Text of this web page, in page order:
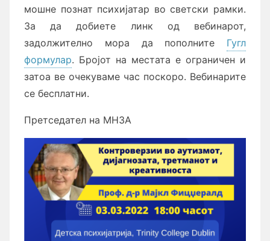
мошне познат психијатар во светски рамки.
За да добиете линк од вебинарот,
задолжително мора да пополните Гугл
формулар. Бројот на местата е ограничен и
затоа ве очекуваме час поскоро. Вебинарите
се бесплатни.
Претседател на МНЗА